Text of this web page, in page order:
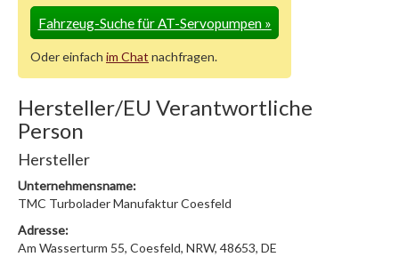
Fahrzeug-Suche für AT-Servopumpen»
Oder einfach im Chat nachfragen.
Hersteller/EU Verantwortliche
Person
Hersteller
Unternehmensname:
TMC Turbolader Manufaktur Coesfeld
Adresse:
Am Wasserturm 55, Coesfeld, NRW, 48653, DE